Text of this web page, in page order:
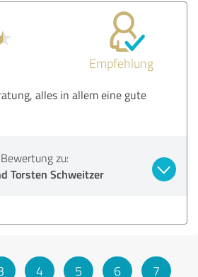
Empfehlung
alles in allem eine gute
zu:
Torsten Schweitzer
4 5 6 7